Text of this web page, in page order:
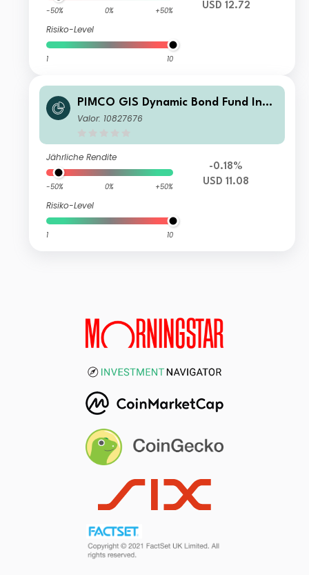
-50% 0% +50%
Risiko-Level
1 10
USD 12.72
PIMCO GIS Dynamic Bond Fund Insti
tutional Income
Valor: 10827676
Jährliche Rendite
-50% 0% +50%
Risiko-Level
1 10
-0.18%
USD 11.08